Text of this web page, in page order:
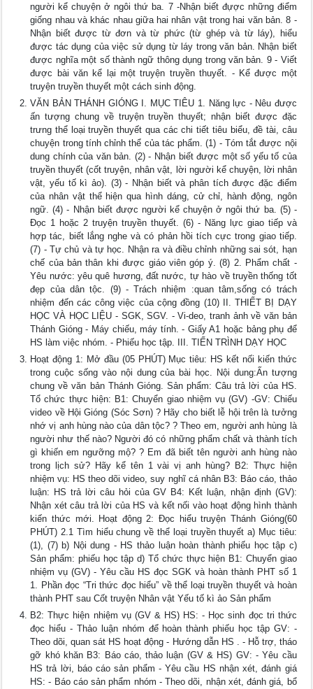
người kể chuyện ở ngôi thứ ba. 7 -Nhận biết đựợc những điểm
giống nhau và khác nhau giữa hai nhân vật trong hai văn bản. 8 -
Nhận biết được từ đơn và từ phức (từ ghép và từ láy), hiểu
được tác dụng của việc sử dụng từ láy trong văn bản. Nhận biết
được nghĩa một số thành ngữ thông dụng trong văn bản. 9 - Viết
được bài văn kể lại một truyện truyền thuyết. - Kể được một
truyện truyền thuyết một cách sinh động.
VĂN BẢN THÁNH GIÓNG I. MỤC TIÊU 1. Năng lực - Nêu được
ấn tượng chung về truyện truyền thuyết; nhận biết được đặc
trưng thể loại truyền thuyết qua các chi tiết tiêu biểu, đề tài, câu
chuyện trong tính chỉnh thể của tác phẩm. (1) - Tóm tắt được nội
dung chính của văn bản. (2) - Nhận biết được một số yếu tố của
truyền thuyết (cốt truyện, nhân vật, lời người kể chuyện, lời nhân
vật, yếu tố kì ảo). (3) - Nhận biết và phân tích được đặc điểm
của nhân vật thể hiện qua hình dáng, cử chỉ, hành động, ngôn
ngữ. (4) - Nhận biết được người kể chuyện ở ngôi thứ ba. (5) -
Đọc 1 hoặc 2 truyện truyền thuyết. (6) - Năng lực giao tiếp và
hợp tác, biết lắng nghe và có phản hồi tích cực trong giao tiếp.
(7) - Tự chủ và tự học. Nhận ra và điều chỉnh những sai sót, hạn
chế của bản thân khi được giáo viên góp ý. (8) 2. Phẩm chất -
Yêu nước: yêu quê hương, đất nước, tự hào về truyền thống tốt
đẹp của dân tộc. (9) - Trách nhiệm :quan tâm,sống có trách
nhiệm đến các công việc của cộng đồng (10) II. THIẾT BỊ DẠY
HỌC VÀ HỌC LIỆU - SGK, SGV. - Vi-deo, tranh ảnh về văn bản
Thánh Gióng - Máy chiếu, máy tính. - Giấy A1 hoặc bảng phụ để
HS làm việc nhóm. - Phiếu học tập. III. TIẾN TRÌNH DẠY HỌC
Hoạt động 1: Mở đầu (05 PHÚT) Mục tiêu: HS kết nối kiến thức
trong cuộc sống vào nội dung của bài học. Nội dung:Ấn tượng
chung về văn bản Thánh Gióng. Sản phẩm: Câu trả lời của HS.
Tổ chức thực hiện: B1: Chuyển giao nhiệm vụ (GV) -GV: Chiếu
video về Hội Gióng (Sóc Sơn) ? Hãy cho biết lễ hội trên là tưởng
nhớ vị anh hùng nào của dân tộc? ? Theo em, người anh hùng là
người như thế nào? Người đó có những phẩm chất và thành tích
gì khiến em ngưỡng mộ? ? Em đã biết tên người anh hùng nào
trong lịch sử? Hãy kể tên 1 vài vị anh hùng? B2: Thực hiện
nhiệm vụ: HS theo dõi video, suy nghĩ cá nhân B3: Báo cáo, thảo
luận: HS trả lời câu hỏi của GV B4: Kết luận, nhận định (GV):
Nhận xét câu trả lời của HS và kết nối vào hoạt động hình thành
kiến thức mới. Hoạt động 2: Đọc hiểu truyện Thánh Gióng(60
PHÚT) 2.1 Tìm hiểu chung về thể loại truyền thuyết a) Mục tiêu:
(1), (7) b) Nội dung - HS thảo luận hoàn thành phiếu học tập c)
Sản phẩm: phiếu học tập d) Tổ chức thực hiện B1: Chuyển giao
nhiệm vụ (GV) - Yêu cầu HS đọc SGK và hoàn thành PHT số 1
1. Phần đọc “Tri thức đọc hiểu” về thể loại truyền thuyết và hoàn
thành PHT sau Cốt truyện Nhân vật Yếu tố kì ảo Sản phẩm
B2: Thực hiện nhiệm vụ (GV & HS) HS: - Học sinh đọc tri thức
đọc hiểu - Thảo luận nhóm để hoàn thành phiếu học tập GV: -
Theo dõi, quan sát HS hoạt động - Hướng dẫn HS . - Hỗ trợ, tháo
gỡ khó khăn B3: Báo cáo, thảo luận (GV & HS) GV: - Yêu cầu
HS trả lời, báo cáo sản phẩm - Yêu cầu HS nhận xét, đánh giá
HS: - Báo cáo sản phẩm nhóm - Theo dõi, nhận xét, đánh giá, bổ